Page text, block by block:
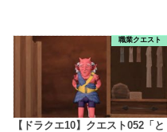
職業クエスト
【ドラクエ10】クエスト052「と